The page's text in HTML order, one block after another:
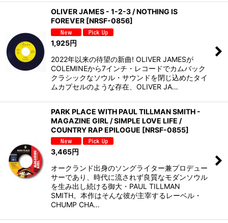
OLIVER JAMES - 1-2-3 / NOTHING IS
FOREVER [NRSF-0856]
1,925円
2022年以来の待望の新曲! OLIVER JAMESが
COLEMINEから7インチ・レコードでカムバック
クラシックなソウル・サウンドを閉じ込めたタイ
ムカプセルのような存在、OLIVER JA…
PARK PLACE WITH PAUL TILLMAN SMITH -
MAGAZINE GIRL / SIMPLE LOVE LIFE /
COUNTRY RAP EPILOGUE [NRSF-0855]
3,465円
オークランド出身のソングライター兼プロデュー
サーであり、時代に流されず良質なモダンソウル
を生み出し続ける御大・PAUL TILLMAN
SMITH。本作はそんな彼が主宰するレーベル・
CHUMP CHA…